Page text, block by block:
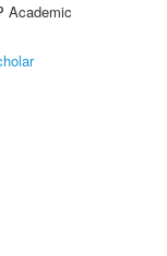
Academic